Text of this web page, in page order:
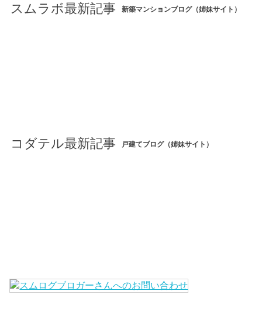
スムラボ最新記事 新築マンションブログ（姉妹サイト）
コダテル最新記事 戸建てブログ（姉妹サイト）